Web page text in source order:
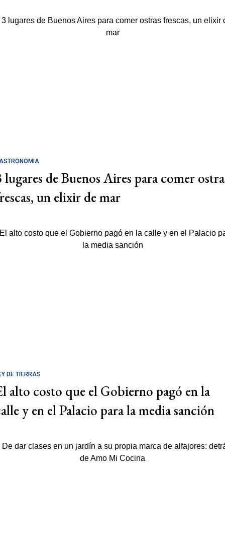
lugares de Buenos Aires para comer
un elixir de mar
DE TIERRAS
alto costo que el Gobierno pagó en la
y en el Palacio para la media sanción